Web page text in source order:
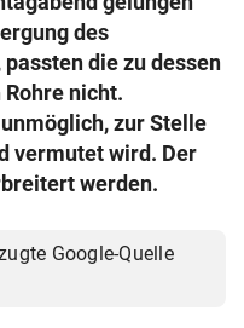
des
die zu dessen
nicht.
zur Stelle
vermutet wird. Der
werden.
Google-Quelle